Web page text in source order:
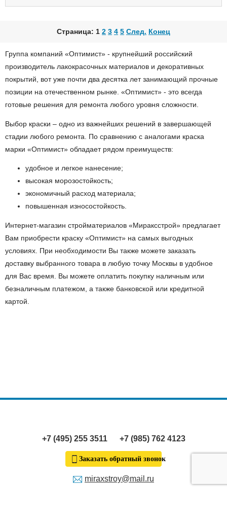
Страница: 1 2 3 4 5 След. Конец
Группа компаний «Оптимист» - крупнейший российский
производитель лакокрасочных материалов и декоративных
покрытий, вот уже почти два десятка лет занимающий прочные
позиции на отечественном рынке. «Оптимист» - это всегда
готовые решения для ремонта любого уровня сложности.
Выбор краски – одно из важнейших решений в завершающей
стадии любого ремонта. По сравнению с аналогами краска
марки «Оптимист» обладает рядом преимуществ:
удобное и легкое нанесение;
высокая морозостойкость;
экономичный расход материала;
повышенная износостойкость.
Интернет-магазин стройматериалов «Мираксстрой» предлагает
Вам приобрести краску «Оптимист» на самых выгодных
условиях. При необходимости Вы также можете заказать
доставку выбранного товара в любую точку Москвы в удобное
для Вас время. Вы можете оплатить покупку наличным или
безналичным платежом, а также банковской или кредитной
картой.
+7 (495) 255 3511 +7 (985) 762 4123
Заказать обратный звонок
miraxstroy@mail.ru